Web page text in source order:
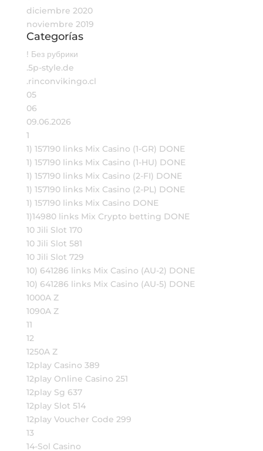
diciembre 2020
noviembre 2019
Categorías
! Без рубрики
.5p-style.de
.rinconvikingo.cl
05
06
09.06.2026
1
1) 157190 links Mix Casino (1-GR) DONE
1) 157190 links Mix Casino (1-HU) DONE
1) 157190 links Mix Casino (2-FI) DONE
1) 157190 links Mix Casino (2-PL) DONE
1) 157190 links Mix Casino DONE
1)14980 links Mix Crypto betting DONE
10 Jili Slot 170
10 Jili Slot 581
10 Jili Slot 729
10) 641286 links Mix Casino (AU-2) DONE
10) 641286 links Mix Casino (AU-5) DONE
1000A Z
1090A Z
11
12
1250A Z
12play Casino 389
12play Online Casino 251
12play Sg 637
12play Slot 514
12play Voucher Code 299
13
14-Sol Casino